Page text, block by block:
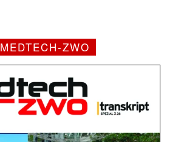
MEDTECH-ZWO